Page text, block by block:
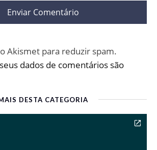
Akismet para reduzir spam.
dados de comentários são
DESTA CATEGORIA